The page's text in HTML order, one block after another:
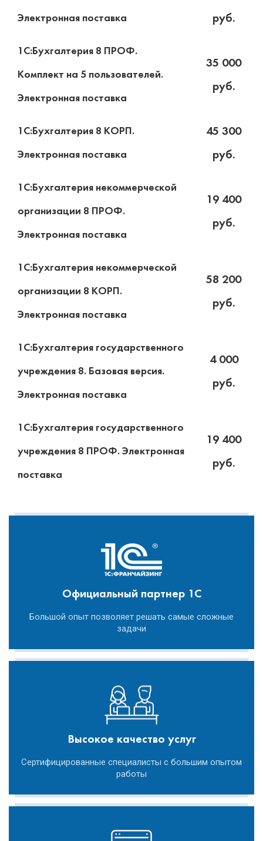
Электронная поставка
руб.
1С:Бухгалтерия 8 ПРОФ.
Комплект на 5 пользователей.
Электронная поставка
35 000
руб.
1С:Бухгалтерия 8 КОРП.
Электронная поставка
45 300
руб.
1С:Бухгалтерия некоммерческой
организации 8 ПРОФ.
Электронная поставка
19 400
руб.
1С:Бухгалтерия некоммерческой
организации 8 КОРП.
Электронная поставка
58 200
руб.
1С:Бухгалтерия государственного
учреждения 8. Базовая версия.
Электронная поставка
4 000
руб.
1С:Бухгалтерия государственного
учреждения 8 ПРОФ. Электронная
поставка
19 400
руб.
Официальный партнер 1С
Большой опыт позволяет решать самые сложные
задачи
Высокое качество услуг
Сертифицированные специалисты с большим опытом
работы